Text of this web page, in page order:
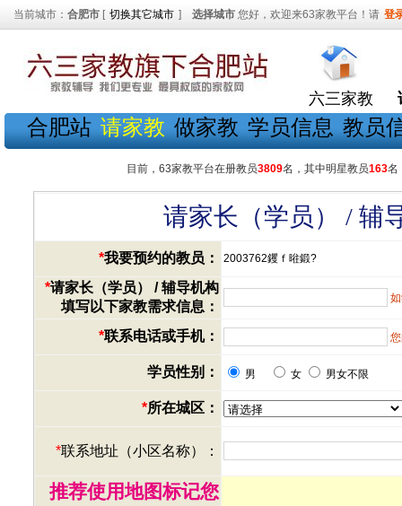
当前城市： 合肥市 [ 切换其它城市 ] 选择城市 您好，欢迎来63家教平台！请 登
六三家教
合肥站 请家教 做家教 学员信息 教员
目前，63家教平台在册教员3809名，其中明星教员163名
请家长（学员） / 辅
*我要预约的教员： 2003762钁ｆ暀鍛?
*请家长（学员） / 辅导机构
填写以下家教需求信息：
*联系电话或手机：
学员性别： 男 女 男女不限
*所在城区：
*联系地址（小区名称）：
推荐使用地图标记您